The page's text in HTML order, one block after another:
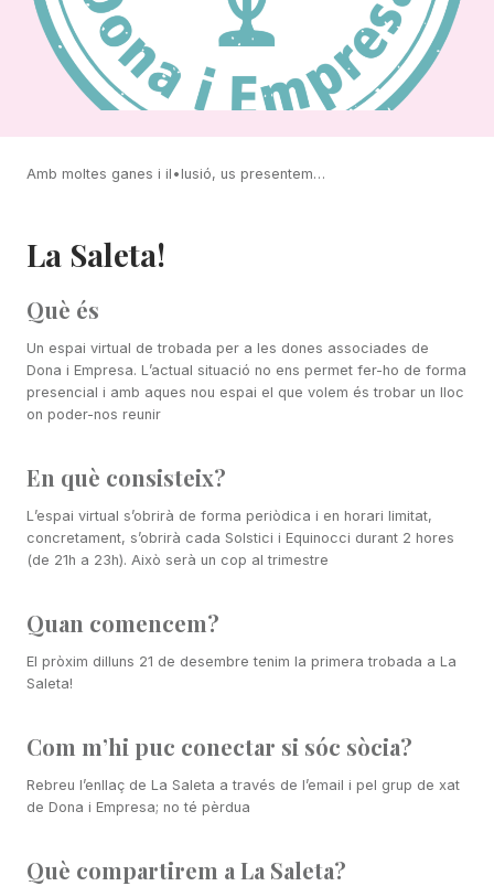
Amb moltes ganes i il•lusió, us presentem…
La Saleta!
Què és
Un espai virtual de trobada per a les dones associades de
Dona i Empresa. L’actual situació no ens permet fer-ho de forma
presencial i amb aques nou espai el que volem és trobar un lloc
on poder-nos reunir
En què consisteix?
L’espai virtual s’obrirà de forma periòdica i en horari limitat,
concretament, s’obrirà cada Solstici i Equinocci durant 2 hores
(de 21h a 23h). Això serà un cop al trimestre
Quan comencem?
El pròxim dilluns 21 de desembre tenim la primera trobada a La
Saleta!
Com m’hi puc conectar si sóc sòcia?
Rebreu l’enllaç de La Saleta a través de l’email i pel grup de xat
de Dona i Empresa; no té pèrdua
Què compartirem a La Saleta?